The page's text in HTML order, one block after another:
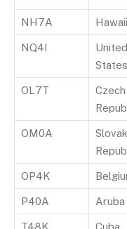
NH7A Hawaii
NQ4I
United
States
OL7T
Czech
OM0A
Slovak
OP4K
P40A Aruba
T48K Cuba